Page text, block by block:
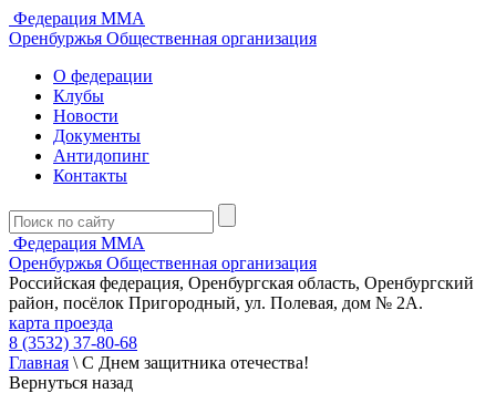
Федерация ММА
Оренбуржья Общественная организация
О федерации
Клубы
Новости
Документы
Антидопинг
Контакты
Федерация ММА
Оренбуржья Общественная организация
Российская федерация, Оренбургская область, Оренбургский
район, посёлок Пригородный, ул. Полевая, дом № 2А.
карта проезда
8 (3532) 37-80-68
Главная \ С Днем защитника отечества!
Вернуться назад